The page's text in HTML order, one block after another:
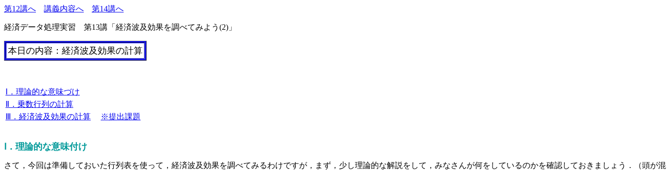
第12講へ 講義内容へ 第14講へ
経済データ処理実習 第13講「経済波及効果を調べてみよう(2)」
本日の内容：経済波及効果の計算
Ⅰ．理論的な意味づけ
Ⅱ．乗数行列の計算
Ⅲ．経済波及効果の計算
※提出課題
．理論的な意味付け
さて，今回は準備しておいた行列表を使って，経済波及効果を調べてみるわけですが，まず，少し理論的な解説をして，みなさんが何をしているのかを確認しておきましょう．（頭が混